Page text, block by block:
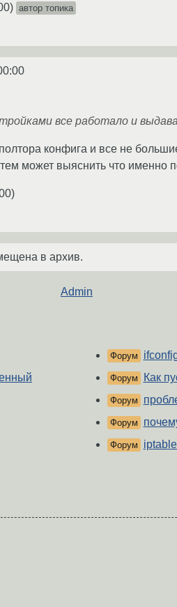
) автор топика
все работало и
конфига и все не
может выяснить что именно
)
в архив.
Admin
Форум
Форум Как
Форум
Форум
Форум